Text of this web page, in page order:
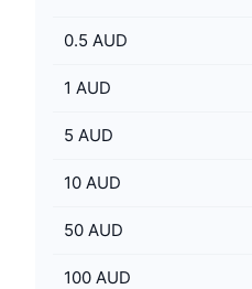
0.5 AUD
1 AUD
5 AUD
10 AUD
50 AUD
100 AUD